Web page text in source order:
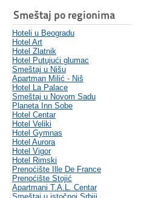
Smeštaj po regionima
Hoteli u Beogradu
Hotel Art
Hotel Zlatnik
Hotel Putujući glumac
Smeštaj u Nišu
Apartman Milić - Niš
Hotel La Palace
Smeštaj u Novom Sadu
Planeta Inn Sobe
Hotel Centar
Hotel Veliki
Hotel Gymnas
Hotel Aurora
Hotel Vigor
Hotel Rimski
Prenoćište Ille De France
Prenoćište Stojić
Apartmani T.A.L. Centar